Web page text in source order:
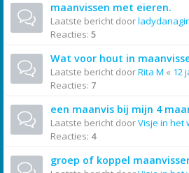
maanvissen met eieren.
Laatste bericht door
Reacties: 5
Wat voor hout in
Laatste bericht doorRita M « 12
Reacties: 7
een maanvis bij mijn 4
Laatste bericht doorVisje in het
Reacties: 4
groep of koppel